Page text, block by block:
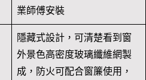
業師傅安裝
隱藏式設計，可清楚看到窗
外景色高密度玻璃纖維網製
成，防火可配合窗簾使用，